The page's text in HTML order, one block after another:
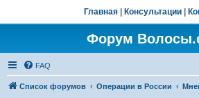
Главная Консультации
Форум
FAQ
Список форумов Операции в России